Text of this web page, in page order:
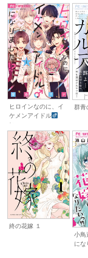
ヒロインなのに、イ
ケメンアイドル
に...
群青
終の花嫁 １
小鳥
にな